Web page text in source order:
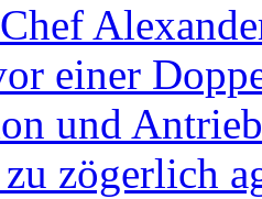
einer
und
zögerlich